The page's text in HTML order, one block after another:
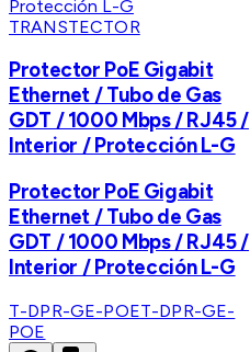
TRANSTECTOR
Protector PoE Gigabit
Ethernet / Tubo de Gas
GDT / 1000 Mbps / RJ45 /
Interior / Protección L-G
Protector PoE Gigabit
Ethernet / Tubo de Gas
GDT / 1000 Mbps / RJ45 /
Interior / Protección L-G
T-DPR-GE-POET-DPR-GE-
POE